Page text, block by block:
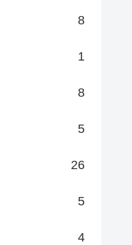
8
1
8
5
26
5
4